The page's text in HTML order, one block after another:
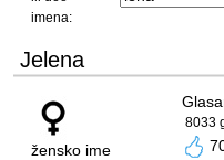
imena:
Jelena
žensko ime
8033